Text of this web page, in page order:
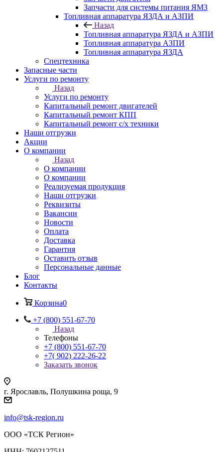
Запчасти для системы питания ЯМЗ
Топливная аппаратура ЯЗДА и АЗПИ
Назад
Топливная аппаратура ЯЗДА и АЗПИ
Топливная аппаратура АЗПИ
Топливная аппаратура ЯЗДА
Спецтехника
Запасные части
Услуги по ремонту
Назад
Услуги по ремонту
Капитальный ремонт двигателей
Капитальный ремонт КПП
Капитальный ремонт с/х техники
Наши отгрузки
Акции
О компании
Назад
О компании
О компании
Реализуемая продукция
Наши отгрузки
Реквизиты
Вакансии
Новости
Оплата
Доставка
Гарантия
Оставить отзыв
Персональные данные
Блог
Контакты
Корзина0
+7 (800) 551-67-70
Назад
Телефоны
+7 (800) 551-67-70
+7( 902) 222-26-22
Заказать звонок
г. Ярославль, Полушкина роща, 9
info@tsk-region.ru
ООО «ТСК Регион»